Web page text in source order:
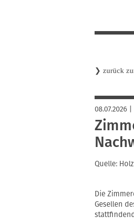
❯ zurück
08.07.2026|
Quelle:
Die
Gesellen